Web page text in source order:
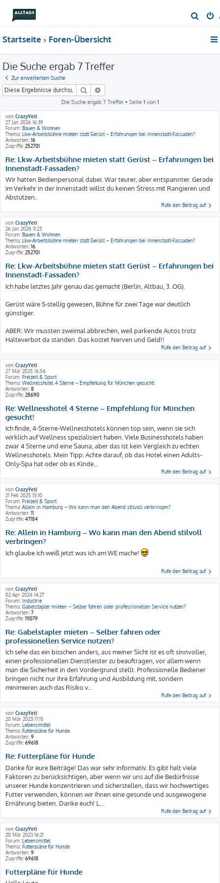
u
Startseite Foren-Übersicht
Die Suche ergab 7 Treffer
Zur erweiterten Suche
Suche
Die Suche ergab 7 Treffer • Seite 1 von 1
von CrazyYeti
27 Jan 2026 16:39
Forum: Bauen & Wohnen
Thema: Lkw-Arbeitsbühne mieten statt Gerüst – Erfahrungen bei Innenstadt-Fassaden?
Antworten: 16
Zugriffe: 252701
Re: Lkw-Arbeitsbühne mieten statt Gerüst – Erfahrungen bei
Innenstadt-Fassaden?
Wir hatten Bedienpersonal dabei. War teurer, aber entspannter. Gerade
im Verkehr in der Innenstadt willst du keinen Stress mit Rangieren und
Abstützen.
Rufe den Beitrag auf
von CrazyYeti
26 Jan 2026 11:23
Forum: Bauen & Wohnen
Thema: Lkw-Arbeitsbühne mieten statt Gerüst – Erfahrungen bei Innenstadt-Fassaden?
Antworten: 16
Zugriffe: 252701
Re: Lkw-Arbeitsbühne mieten statt Gerüst – Erfahrungen bei
Innenstadt-Fassaden?
Ich habe letztes Jahr genau das gemacht (Berlin, Altbau, 3. OG).
Gerüst wäre 5-stellig gewesen, Bühne für zwei Tage war deutlich
günstiger.
ABER: Wir mussten zweimal abbrechen, weil parkende Autos trotz
Halteverbot da standen. Das kostet Nerven und Geld!!
Rufe den Beitrag auf
von CrazyYeti
27 Mär 2025 16:56
Forum: Freizeit & Sport
Thema: Wellnesshotel 4 Sterne – Empfehlung für München gesucht!
Antworten: 8
Zugriffe: 28690
Re: Wellnesshotel 4 Sterne – Empfehlung für München
gesucht!
Ich finde, 4-Sterne-Wellnesshotels können top sein, wenn sie sich
wirklich auf Wellness spezialisiert haben. Viele Businesshotels haben
zwar 4 Sterne und eine Sauna, aber das ist kein Vergleich zu echten
Wellnesshotels. Mein Tipp: Achte darauf, ob das Hotel einen Adults-
Only-Spa hat oder ob es Kinde...
Rufe den Beitrag auf
von CrazyYeti
21 Feb 2025 15:10
Forum: Freizeit & Sport
Thema: Allein in Hamburg – Wo kann man den Abend stilvoll verbringen?
Antworten: 11
Zugriffe: 47184
Re: Allein in Hamburg – Wo kann man den Abend stilvoll
verbringen?
Ich glaube ich weiß jetzt was ich am WE mache!
Rufe den Beitrag auf
von CrazyYeti
02 Apr 2024 14:27
Forum: Industrie
Thema: Gabelstapler mieten – Selber fahren oder professionellen Service nutzen?
Antworten: 7
Zugriffe: 111079
Re: Gabelstapler mieten – Selber fahren oder
professionellen Service nutzen?
Ich sehe das ein bisschen anders, aus meiner Sicht ist es oft sinnvoller,
einen professionellen Dienstleister zu beauftragen, vor allem wenn
man die Sicherheit in den Vordergrund stellt. Professionelle Bediener
bringen nicht nur ihre Erfahrung und Ausbildung mit, sondern
minimieren auch das Risiko v...
Rufe den Beitrag auf
von CrazyYeti
20 Mär 2023 17:15
Forum: Lebensmittel
Thema: Futterpläne für Hunde
Antworten: 9
Zugriffe: 69618
Re: Futterpläne für Hunde
Danke für eure Beiträge! Das war sehr informativ. Es gibt halt viele
Faktoren zu berücksichtigen, aber wenn wir uns auf die Bedürfnisse
unserer Hunde konzentrieren und sicherstellen, dass wir hochwertiges
Futter verwenden, können wir ihnen eine gesunde und ausgewogene
Ernährung bieten. Danke euch! L...
Rufe den Beitrag auf
von CrazyYeti
20 Mär 2023 16:21
Forum: Lebensmittel
Thema: Futterpläne für Hunde
Antworten: 9
Zugriffe: 69618
Futterpläne für Hunde